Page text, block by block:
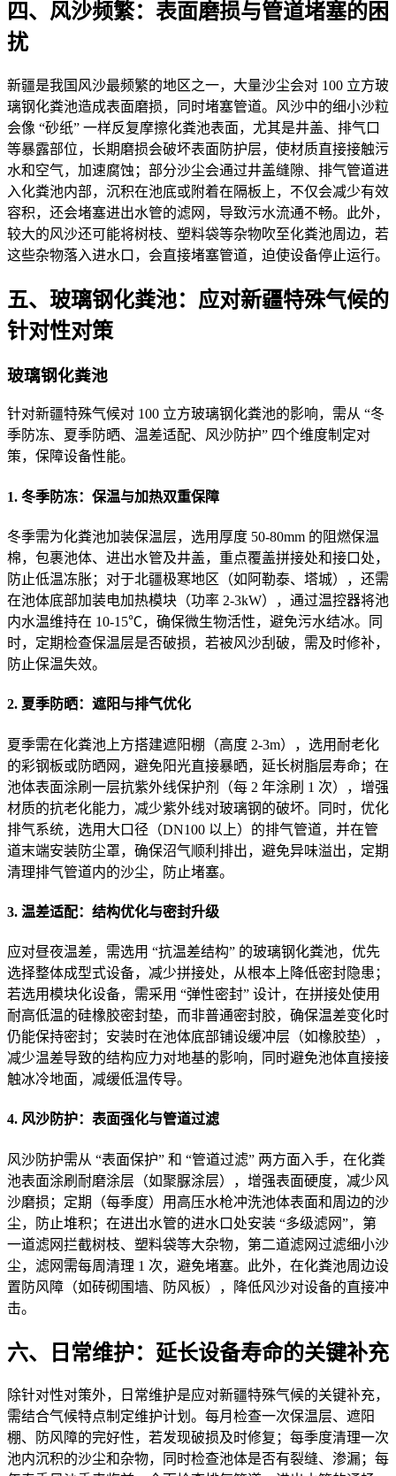
四、风沙频繁：表面磨损与管道堵塞的困
扰
新疆是我国风沙最频繁的地区之一，大量沙尘会对 100 立方玻
璃钢化粪池造成表面磨损，同时堵塞管道。风沙中的细小沙粒
会像 “砂纸” 一样反复摩擦化粪池表面，尤其是井盖、排气口
等暴露部位，长期磨损会破坏表面防护层，使材质直接接触污
水和空气，加速腐蚀；部分沙尘会通过井盖缝隙、排气管道进
入化粪池内部，沉积在池底或附着在隔板上，不仅会减少有效
容积，还会堵塞进出水管的滤网，导致污水流通不畅。此外，
较大的风沙还可能将树枝、塑料袋等杂物吹至化粪池周边，若
这些杂物落入进水口，会直接堵塞管道，迫使设备停止运行。
五、玻璃钢化粪池：应对新疆特殊气候的
针对性对策
玻璃钢化粪池
针对新疆特殊气候对 100 立方玻璃钢化粪池的影响，需从 “冬
季防冻、夏季防晒、温差适配、风沙防护” 四个维度制定对
策，保障设备性能。
1. 冬季防冻：保温与加热双重保障
冬季需为化粪池加装保温层，选用厚度 50-80mm 的阻燃保温
棉，包裹池体、进出水管及井盖，重点覆盖拼接处和接口处，
防止低温冻胀；对于北疆极寒地区（如阿勒泰、塔城），还需
在池体底部加装电加热模块（功率 2-3kW），通过温控器将池
内水温维持在 10-15℃，确保微生物活性，避免污水结冰。同
时，定期检查保温层是否破损，若被风沙刮破，需及时修补，
防止保温失效。
2. 夏季防晒：遮阳与排气优化
夏季需在化粪池上方搭建遮阳棚（高度 2-3m），选用耐老化
的彩钢板或防晒网，避免阳光直接暴晒，延长树脂层寿命；在
池体表面涂刷一层抗紫外线保护剂（每 2 年涂刷 1 次），增强
材质的抗老化能力，减少紫外线对玻璃钢的破坏。同时，优化
排气系统，选用大口径（DN100 以上）的排气管道，并在管
道末端安装防尘罩，确保沼气顺利排出，避免异味溢出，定期
清理排气管道内的沙尘，防止堵塞。
3. 温差适配：结构优化与密封升级
应对昼夜温差，需选用 “抗温差结构” 的玻璃钢化粪池，优先
选择整体成型式设备，减少拼接处，从根本上降低密封隐患；
若选用模块化设备，需采用 “弹性密封” 设计，在拼接处使用
耐高低温的硅橡胶密封垫，而非普通密封胶，确保温差变化时
仍能保持密封；安装时在池体底部铺设缓冲层（如橡胶垫），
减少温差导致的结构应力对地基的影响，同时避免池体直接接
触冰冷地面，减缓低温传导。
4. 风沙防护：表面强化与管道过滤
风沙防护需从 “表面保护” 和 “管道过滤” 两方面入手，在化粪
池表面涂刷耐磨涂层（如聚脲涂层），增强表面硬度，减少风
沙磨损；定期（每季度）用高压水枪冲洗池体表面和周边的沙
尘，防止堆积；在进出水管的进水口处安装 “多级滤网”，第
一道滤网拦截树枝、塑料袋等大杂物，第二道滤网过滤细小沙
尘，滤网需每周清理 1 次，避免堵塞。此外，在化粪池周边设
置防风障（如砖砌围墙、防风板），降低风沙对设备的直接冲
击。
六、日常维护：延长设备寿命的关键补充
除针对性对策外，日常维护是应对新疆特殊气候的关键补充，
需结合气候特点制定维护计划。每月检查一次保温层、遮阳
棚、防风障的完好性，若发现破损及时修复；每季度清理一次
池内沉积的沙尘和杂物，同时检查池体是否有裂缝、渗漏；每